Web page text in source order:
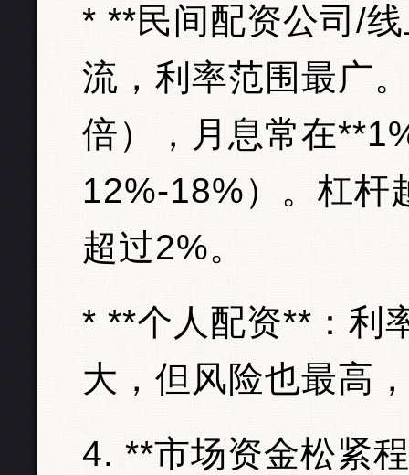
* **民间配资公司/
流，利率范围最广
倍），月息常在
12%-18%）。杠杆
超过2%。
* **个人配资**：利
大，但风险也最高
4. **市场资金松紧